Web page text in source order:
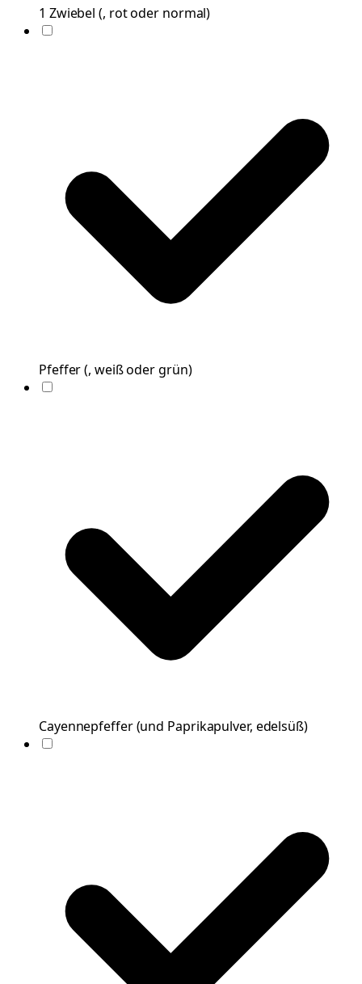
1 Zwiebel (, rot oder normal)
Pfeffer(, weiß oder grün)
Cayennepfeffer(und Paprikapulver, edelsüß)